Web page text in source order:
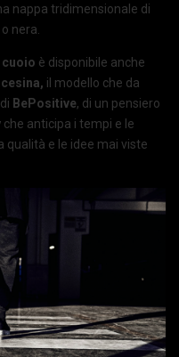
nappa tridimensionale di
nera.
è disponibile anche
il modello che da
BePositive, di un pensiero
che anticipa i tempi e le
qualità e le idee mai viste